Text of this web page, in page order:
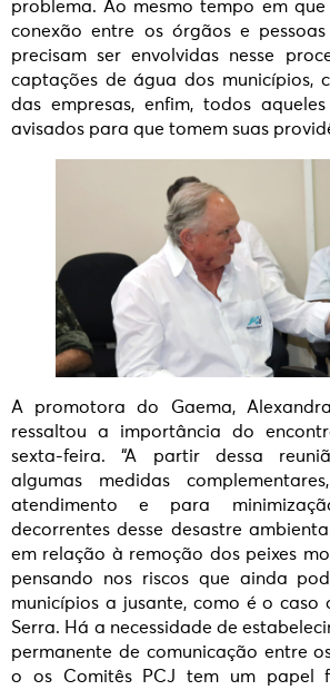
problema. Ao mesmo tempo em
conexão entre os órgãos e
precisam ser envolvidas nesse
captações de água dos municípios,
das empresas, enfim, todos
avisados para que tomem suas
A promotora do Gaema,
ressaltou a importância do
sexta-feira. “A partir dessa
algumas medidas
atendimento e para
decorrentes desse desastre
em relação à remoção dos peixes
pensando nos riscos que ainda
municípios a jusante, como é o caso
Serra. Há a necessidade de
permanente de comunicação entre
o os Comitês PCJ tem um papel